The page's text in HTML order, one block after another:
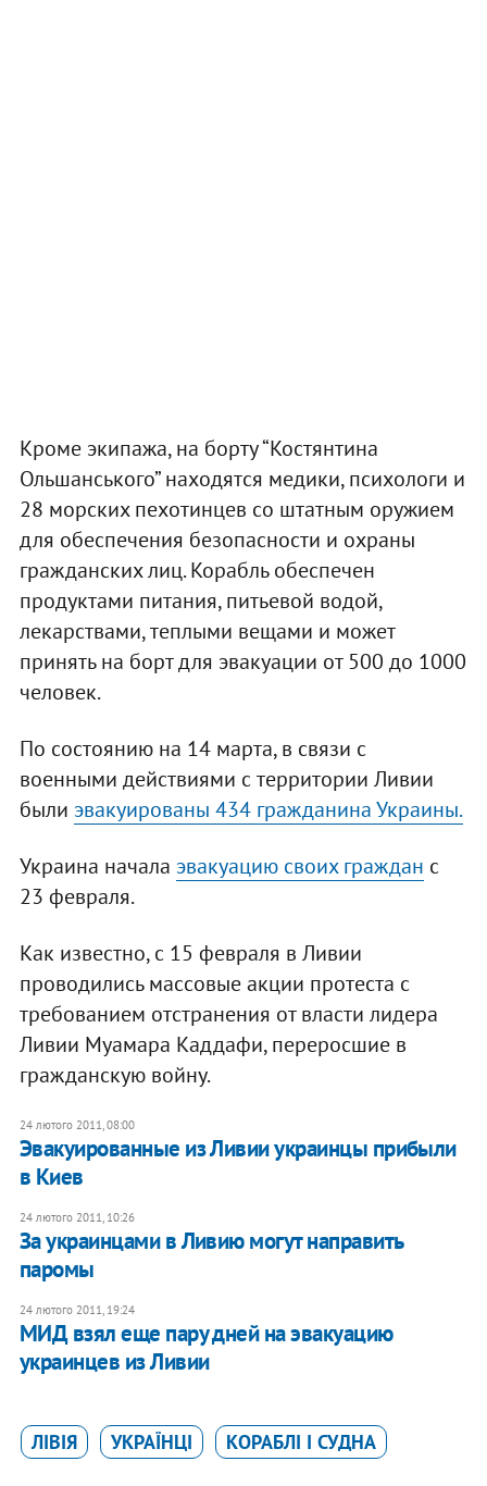
Кроме экипажа, на борту “Костянтина
Ольшанського” находятся медики, психологи и
28 морских пехотинцев со штатным оружием
для обеспечения безопасности и охраны
гражданских лиц. Корабль обеспечен
продуктами питания, питьевой водой,
лекарствами, теплыми вещами и может
принять на борт для эвакуации от 500 до 1000
человек.
По состоянию на 14 марта, в связи с
военными действиями с территории Ливии
были эвакуированы 434 гражданина Украины.
Украина начала эвакуацию своих граждан с
23 февраля.
Как известно, с 15 февраля в Ливии
проводились массовые акции протеста с
требованием отстранения от власти лидера
Ливии Муамара Каддафи, переросшие в
гражданскую войну.
24 лютого 2011, 08:00
Эвакуированные из Ливии украинцы прибыли
в Киев
24 лютого 2011, 10:26
За украинцами в Ливию могут направить
паромы
24 лютого 2011, 19:24
МИД взял еще пару дней на эвакуацию
украинцев из Ливии
ЛІВІЯ УКРАЇНЦІ КОРАБЛІ І СУДНА